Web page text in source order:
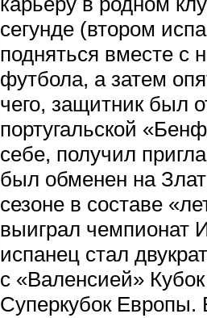
сегунде (втором
подняться вместе с
футбола, а затем
чего, защитник был
португальской
себе, получил
был обменен на
сезоне в составе
выиграл чемпионат
испанец стал
с «Валенсией»
Суперкубок Европы.